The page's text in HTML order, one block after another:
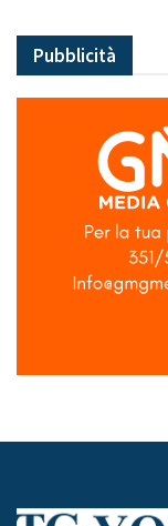
Pubblicità